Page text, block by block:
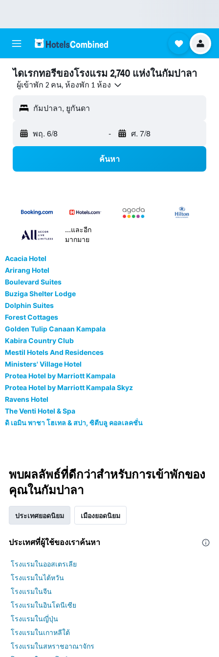
ไดเรกทอรีของโรงแรม 2,740 แห่งในกัมปาลา
ผู้เข้าพัก 2 คน, ห้องพัก 1 ห้อง
กัมปาลา, ยูกันดา
พฤ. 6/8 - ศ. 7/8
ค้นหา
...และอีก
มากมาย
Acacia Hotel
Arirang Hotel
Boulevard Suites
Buziga Shelter Lodge
Dolphin Suites
Forest Cottages
Golden Tulip Canaan Kampala
Kabira Country Club
Mestil Hotels And Residences
Ministers' Village Hotel
Protea Hotel by Marriott Kampala
Protea Hotel by Marriott Kampala Skyz
Ravens Hotel
The Venti Hotel & Spa
ดิ เอมิน พาชา โฮเทล & สปา, ซิตีบลู คอลเลคชั่น
พบผลลัพธ์ที่ดีกว่าสำหรับการเข้าพักของ
คุณในกัมปาลา
ประเทศยอดนิยม เมืองยอดนิยม
ประเทศที่ผู้ใช้ของเราค้นหา
โรงแรมในออสเตรเลีย
โรงแรมในไต้หวัน
โรงแรมในจีน
โรงแรมในอินโดนีเซีย
โรงแรมในญี่ปุ่น
โรงแรมในเกาหลีใต้
โรงแรมในสหราชอาณาจักร